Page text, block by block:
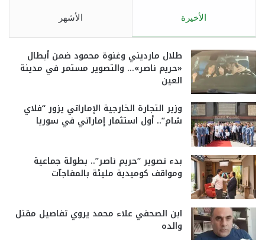
الأخيرة الأشهر
طلال مارديني وغنوة محمود ضمن أبطال
«حريم ناصر»… والتصوير مستمر في مدينة
العين
وزير التجارة الخارجية الإماراتي يزور “فلاي
شام”.. أول استثمار إماراتي في سوريا
بدء تصوير “حريم ناصر”.. بطولة جماعية
ومواقف كوميدية مليئة بالمفاجآت
ابن الصحفي علاء محمد يروي تفاصيل مقتل
والده